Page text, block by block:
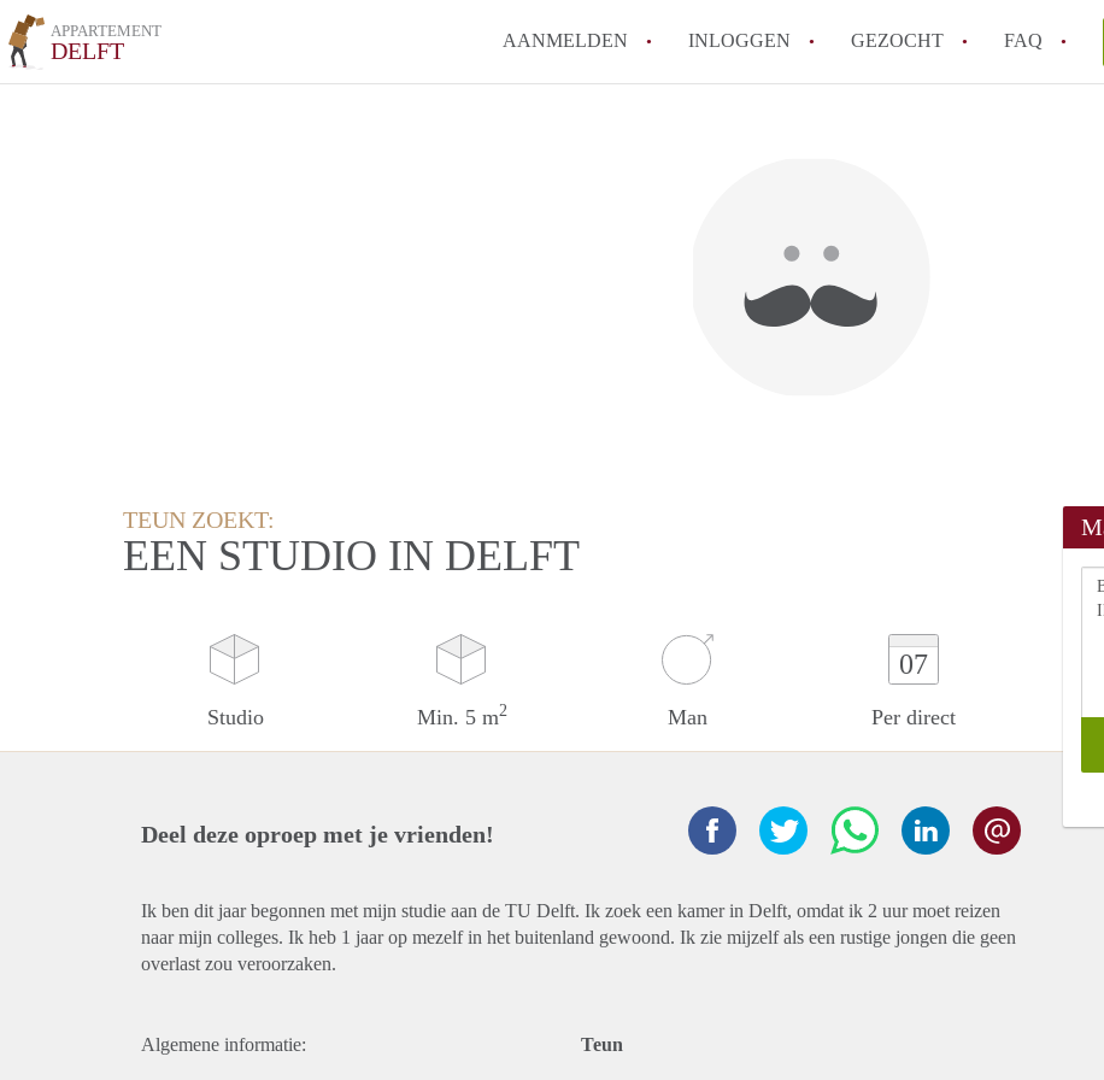
APPARTEMENT
DELFT AANMELDEN INLOGGEN GEZOCHT FAQ
Wat is de privacyverklaring van
Berekent AppartementDelft
Alle veelgestelde vragen
TEUN ZOEKT:
EEN STUDIO IN DELFT
Studio Min. 5 m2 Man
07
Per direct
Deel deze oproep met je vrienden!
Ik ben dit jaar begonnen met mijn studie aan de TU Delft. Ik zoek een kamer in Delft, omdat ik 2 uur moet reizen
naar mijn colleges. Ik heb 1 jaar op mezelf in het buitenland gewoond. Ik zie mijzelf als een rustige jongen die geen
overlast zou veroorzaken.
Algemene informatie: Teun